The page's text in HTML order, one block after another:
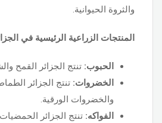
والثروة الحيوانية.
المنتجات الزراعية الرئيسية في
الحبوب: تنتج الجزائر القمح
الخضروات: تنتج الجزائر
والخضروات الورقية.
الفواكه: تنتج الجزائر